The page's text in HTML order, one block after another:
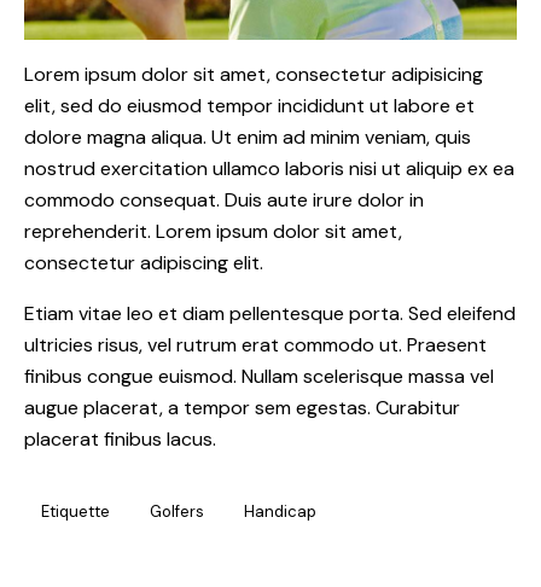
Lorem ipsum dolor sit amet, consectetur adipisicing
elit, sed do eiusmod tempor incididunt ut labore et
dolore magna aliqua. Ut enim ad minim veniam, quis
nostrud exercitation ullamco laboris nisi ut aliquip ex ea
commodo consequat. Duis aute irure dolor in
reprehenderit. Lorem ipsum dolor sit amet,
consectetur adipiscing elit.
Etiam vitae leo et diam pellentesque porta. Sed eleifend
ultricies risus, vel rutrum erat commodo ut. Praesent
finibus congue euismod. Nullam scelerisque massa vel
augue placerat, a tempor sem egestas. Curabitur
placerat finibus lacus.
Etiquette Golfers Handicap